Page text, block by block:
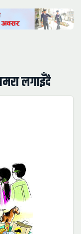
लगाइँदै